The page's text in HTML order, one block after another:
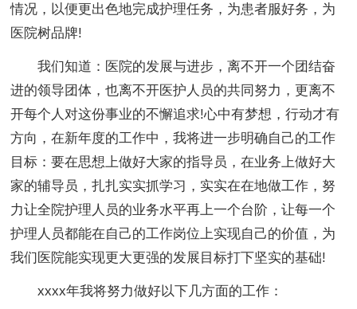
情况，以便更出色地完成护理任务，为患者服好务，为
医院树品牌!
我们知道：医院的发展与进步，离不开一个团结奋
进的领导团体，也离不开医护人员的共同努力，更离不
开每个人对这份事业的不懈追求!心中有梦想，行动才有
方向，在新年度的工作中，我将进一步明确自己的工作
目标：要在思想上做好大家的指导员，在业务上做好大
家的辅导员，扎扎实实抓学习，实实在在地做工作，努
力让全院护理人员的业务水平再上一个台阶，让每一个
护理人员都能在自己的工作岗位上实现自己的价值，为
我们医院能实现更大更强的发展目标打下坚实的基础!
xxxx年我将努力做好以下几方面的工作：